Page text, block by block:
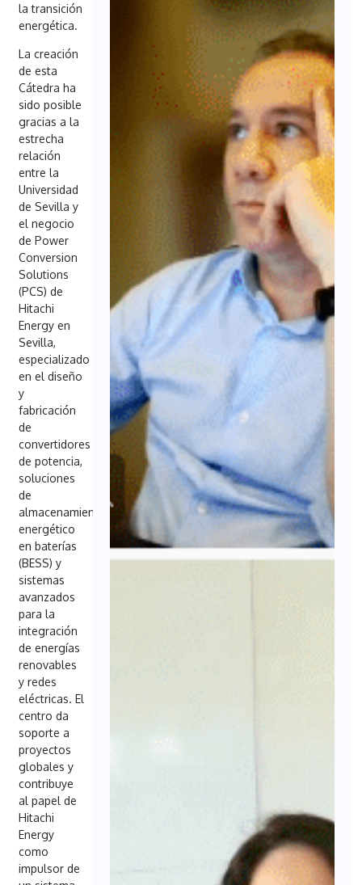
la transición
energética.
La creación
de esta
Cátedra ha
sido posible
gracias a la
estrecha
relación
entre la
Universidad
de Sevilla y
el negocio
de Power
Conversion
Solutions
(PCS) de
Hitachi
Energy en
Sevilla,
especializado
en el diseño
y
fabricación
de
convertidores
de potencia,
soluciones
de
almacenamiento
energético
en baterías
(BESS) y
sistemas
avanzados
para la
integración
de energías
renovables
y redes
eléctricas. El
centro da
soporte a
proyectos
globales y
contribuye
al papel de
Hitachi
Energy
como
impulsor de